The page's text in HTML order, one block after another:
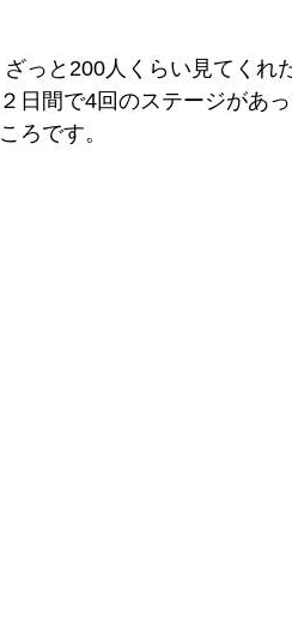
ざっと200人くらい見てくれ
２日間で4回のステージがあ
ころです。